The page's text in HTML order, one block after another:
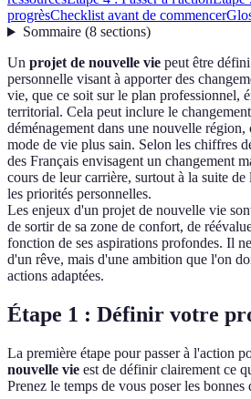
progrèsChecklist avant de commencer
Sommaire(8 sections)
Un projet de nouvelle vie peut être
personnelle visant à apporter des
vie, que ce soit sur le plan professionnel,
territorial. Cela peut inclure le
déménagement dans une nouvelle
mode de vie plus sain. Selon les chiffres
des Français envisagent un changement
cours de leur carrière, surtout à la suite
les priorités personnelles.
Les enjeux d'un projet de nouvelle vie
de sortir de sa zone de confort, de
fonction de ses aspirations profondes. Il
d'un rêve, mais d'une ambition que l'on
actions adaptées.
Étape 1 : Définir votre
La première étape pour passer à l'action
nouvelle vie est de définir clairement ce
Prenez le temps de vous poser les bonnes